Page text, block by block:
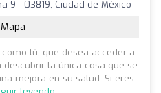
9 - 03819, Ciudad de México
Mapa
tú, que desea acceder a
la única cosa que se
mejora en su salud. Si eres